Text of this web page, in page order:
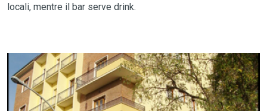
locali, mentre il bar serve drink.